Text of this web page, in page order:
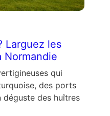
Larguez les
Normandie
qui
des ports
déguste des huîtres